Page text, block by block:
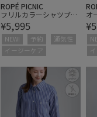
ROPÉ PICNIC
フリルカラーシャツブラ
ウス/UVケア・イージー
ケア・リンクコーデ
¥5,995
NEW! 予約
通気性
イージーケア
オ
ツ/
ア